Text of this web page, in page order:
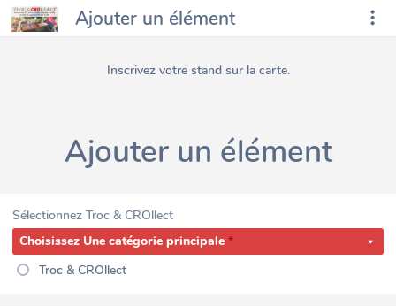
Ajouter un élément
Inscrivez votre stand sur la carte.
Ajouter un élément
Sélectionnez Troc & CROllect
Choisissez Une catégorie principale
Troc & CROllect